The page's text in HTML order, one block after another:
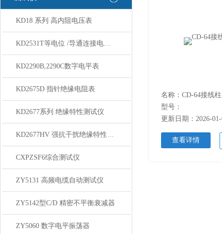
KD18 系列 高内阻电压表
KD2531T等电位 /导通连接电阻测量仪
KD2290B,2290C数字电平表
KD2675D 指针绝缘电阻表
KD2677系列 绝缘特性测试仪
KD2677HV 强抗干扰绝缘特性测试仪
CXPZSF6综合测试仪
ZY5131 高频电缆自动测试仪
ZY5142型C/D 精密不平衡衰减器
ZY5060 数字电平振荡器
名称：CD-64接线
型号：
更新日期：2026-
查看详情